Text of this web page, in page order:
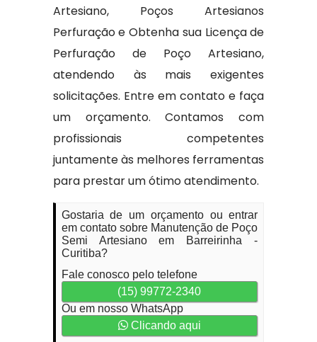
Artesiano, Poços Artesianos
Perfuração e Obtenha sua Licença de
Perfuração de Poço Artesiano,
atendendo às mais exigentes
solicitações. Entre em contato e faça
um orçamento. Contamos com
profissionais competentes
juntamente às melhores ferramentas
para prestar um ótimo atendimento.
Gostaria de um orçamento ou entrar
em contato sobre Manutenção de Poço
Semi Artesiano em Barreirinha -
Curitiba?
Fale conosco pelo telefone
(15) 99772-2340
Ou em nosso WhatsApp
Clicando aqui